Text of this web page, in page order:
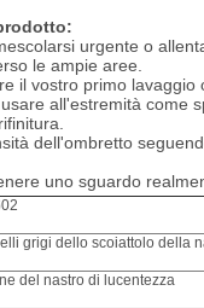
urgente o
le ampie aree.
il vostro primo lavaggio
all'estremità come
dell'ombretto
uno sguardo
grigi dello scoiattolo della
del nastro di lucentezza